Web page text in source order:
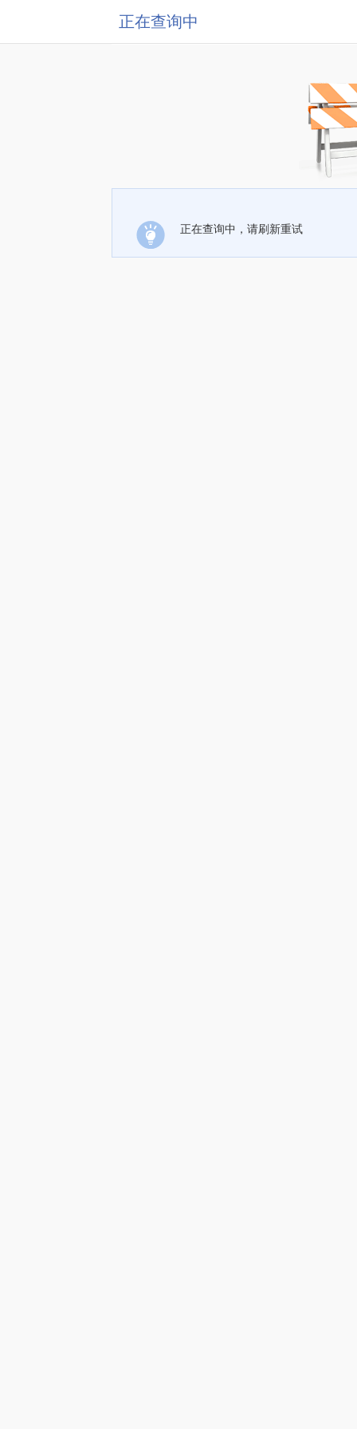
正在查询中
正在查询中，请刷新重试